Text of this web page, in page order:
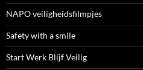
NAPO veiligheidsfilmpjes
Safety with a smile
Start Werk Blijf Veilig